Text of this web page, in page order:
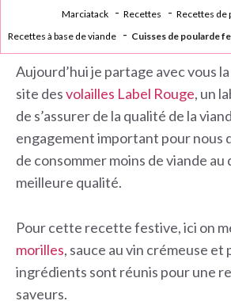
Marciatack Recettes
Recettes de
Recettes à base de viande
Cuisses de poularde
Aujourd’hui je partage avec vous
site desvolailles Label Rouge, un
de s’assurer de la qualité de la
engagement important pour nous
de consommer moins de viande
meilleure qualité.
Pour cette recette festive, ici on
morilles, sauce au vin crémeuse et
ingrédients sont réunis pour une
saveurs.